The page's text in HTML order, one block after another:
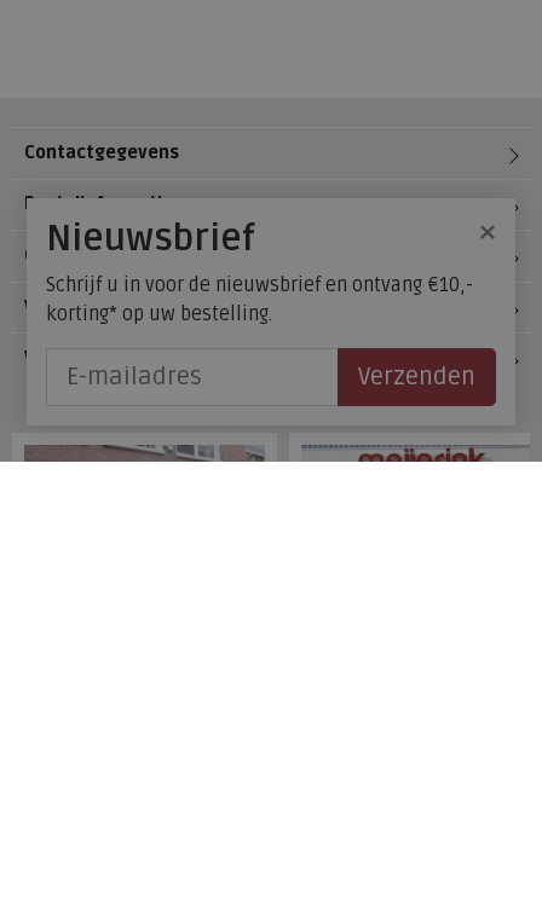
Contactgegevens
Bestelinformatie
Over Meijerink Schoenen
Voetzorg
Veelgestelde vragen
×
Nieuwsbrief
Schrijf u in voor de nieuwsbrief en ontvang €10,-
korting* op uw bestelling.
Verzenden